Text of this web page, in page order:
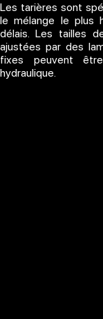
Les tarières sont
le mélange le plus
délais. Les tailles
ajustées par des
fixes peuvent
hydraulique.